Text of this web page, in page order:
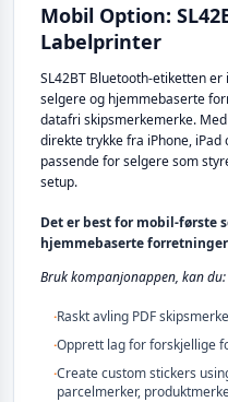
Mobil Option:
Labelprinter
SL42BT Bluetooth-etiketten
selgere og hjemmebaserte
datafri skipsmerkemerke.
direkte trykke fra iPhone,
passende for selgere som
setup.
Det er best for mobil-første
hjemmebaserte
Bruk kompanjonappen, kan du:
·Raskt avling PDF
·Opprett lag for forskjellige
·Create custom stickers
parcelmerker,